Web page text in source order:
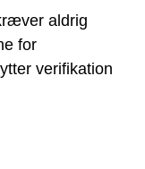
aldrig
for
verifikation